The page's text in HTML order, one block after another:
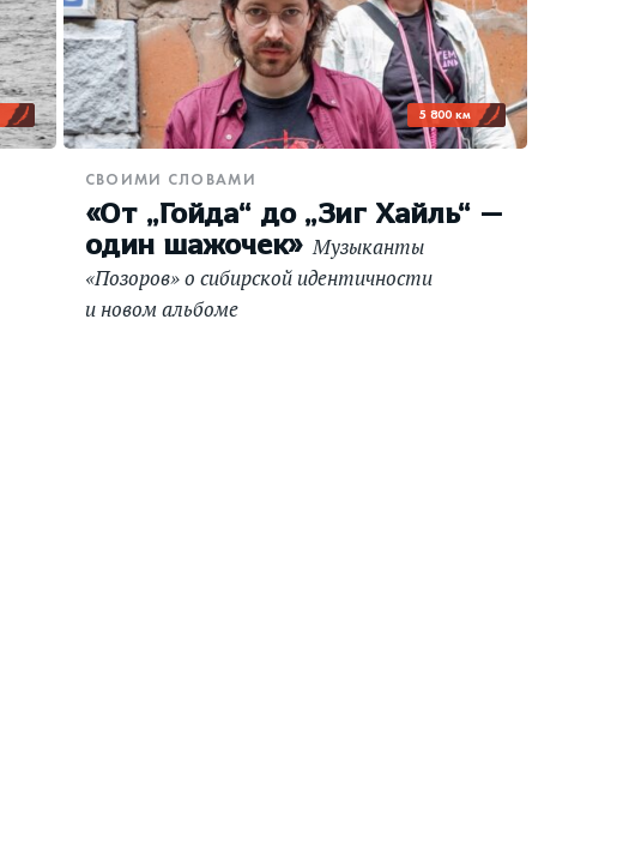
5 800 км
СВОИМИ СЛОВАМИ
«От „Гойда“ до „Зиг Хайль“ —
один шажочек»Музыканты
«Позоров» о сибирской идентичности
и новом альбоме